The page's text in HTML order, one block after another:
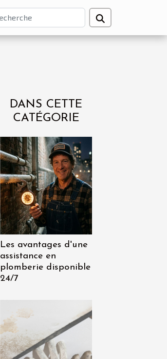
DANS CETTE
CATÉGORIE
Les avantages d'une
assistance en
plomberie disponible
24/7